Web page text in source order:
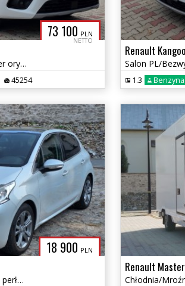
73 100 PLN
NETTO
Salon PL/Bezwypadkowy/Lakier oryginalny/Perfekt stan/Gwarancja
45254
Renault Kangoo
1.3 Benzyna
18 900 PLN
ALLURE/Panorama dach/Biała perła/Salon PL/Gwarancja
Renault Master